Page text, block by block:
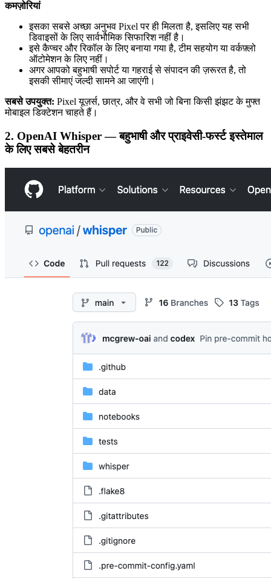
कमज़ोरियां
इसका सबसे अच्छा अनुभव Pixel पर ही मिलता है, इसलिए यह सभी
डिवाइसों के लिए सार्वभौमिक सिफारिश नहीं है।
इसे कैप्चर और रिकॉल के लिए बनाया गया है, टीम सहयोग या वर्कफ़्लो
ऑटोमेशन के लिए नहीं।
अगर आपको बहुभाषी सपोर्ट या गहराई से संपादन की ज़रूरत है, तो
इसकी सीमाएं जल्दी सामने आ जाएंगी।
सबसे उपयुक्त: Pixel यूज़र्स, छात्र, और वे सभी जो बिना किसी झंझट के मुफ्त
मोबाइल डिक्टेशन चाहते हैं।
2. OpenAI Whisper — बहुभाषी और प्राइवेसी-फर्स्ट इस्तेमाल
के लिए सबसे बेहतरीन